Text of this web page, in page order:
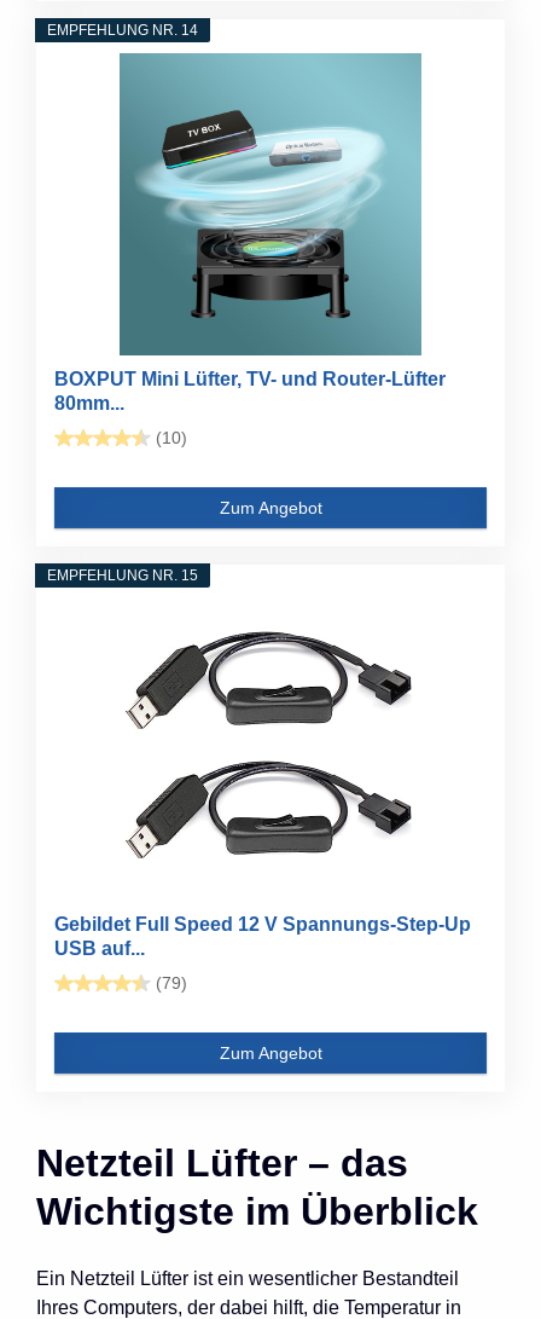
EMPFEHLUNG NR. 14
BOXPUT Mini Lüfter, TV- und Router-Lüfter
80mm...
(10)
Zum Angebot
EMPFEHLUNG NR. 15
Gebildet Full Speed 12 V Spannungs-Step-Up
USB auf...
(79)
Zum Angebot
Netzteil Lüfter – das
Wichtigste im Überblick
Ein Netzteil Lüfter ist ein wesentlicher Bestandteil
Ihres Computers, der dabei hilft, die Temperatur in